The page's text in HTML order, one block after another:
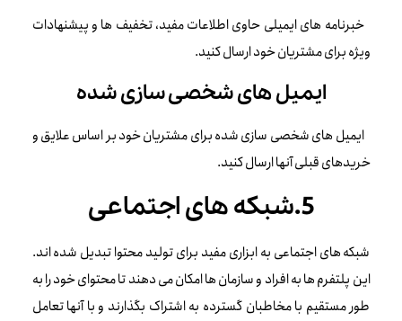
خبرنامه های ایمیلی حاوی اطلاعات مفید، تخفیف ها و پیشنهادات
ویژه برای مشتریان خود ارسال کنید.
ایمیل های شخصی سازی شده
ایمیل های شخصی سازی شده برای مشتریان خود بر اساس علایق و
خریدهای قبلی آنها ارسال کنید.
5.شبکه های اجتماعی
شبکه های اجتماعی به ابزاری مفید برای تولید محتوا تبدیل شده اند.
این پلتفرم ها به افراد و سازمان ها امکان می دهند تا محتوای خود را به
طور مستقیم با مخاطبان گسترده به اشتراک بگذارند و با آنها تعامل